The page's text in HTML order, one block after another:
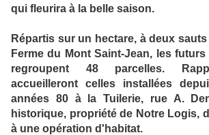
qui fleurira à la belle saison.
Répartis sur un hectare, à deux
Ferme du Mont Saint-Jean, les
regroupent 48 parcelles.
accueilleront celles installées
années 80 à la Tuilerie, rue A.
historique, propriété de Notre Logis,
à une opération d'habitat.